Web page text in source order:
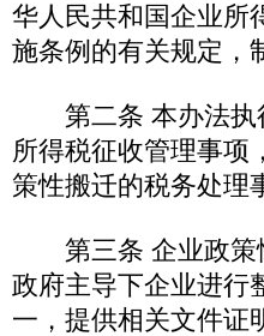
华人民共和国企业所
施条例的有关规定
第二条 本办法执
所得税征收管理事项
策性搬迁的税务处
第三条 企业政策
政府主导下企业进行
一，提供相关文件